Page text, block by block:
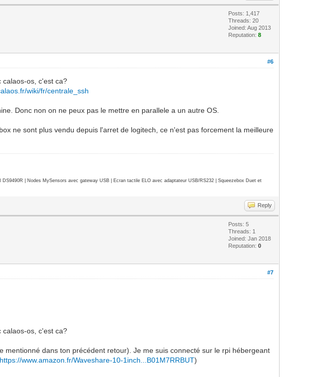
Posts: 1,417
Threads: 20
Joined: Aug 2013
Reputation:8
#6
calaos-os, c'est ca?
wiki/fr/centrale_ssh
Donc non on ne peux pas le mettre en parallele a un autre OS.
ne sont plus vendu depuis l'arret de logitech, ce n'est pas forcement la meilleure
| Nodes MySensors avec gateway USB | Ecran tactile ELO avec adaptateur USB/RS232 | Squeezebox Duet et
Reply
Posts: 5
Threads: 1
Joined: Jan 2018
Reputation:0
#7
calaos-os, c'est ca?
dans ton précédent retour). Je me suis connecté sur le rpi hébergeant
https://www.amazon.fr/Waveshare-10-1inch...B01M7RRBUT)